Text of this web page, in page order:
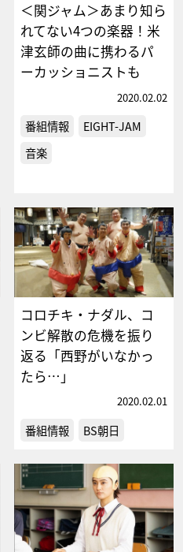
＜関ジャム＞あまり知ら
れてない4つの楽器！米
津玄師の曲に携わるパ
ーカッショニストも
2020.02.02
番組情報
EIGHT-JAM
音楽
コロチキ・ナダル、コ
ンビ解散の危機を振り
返る「西野がいなかっ
たら…」
2020.02.01
番組情報 BS朝日